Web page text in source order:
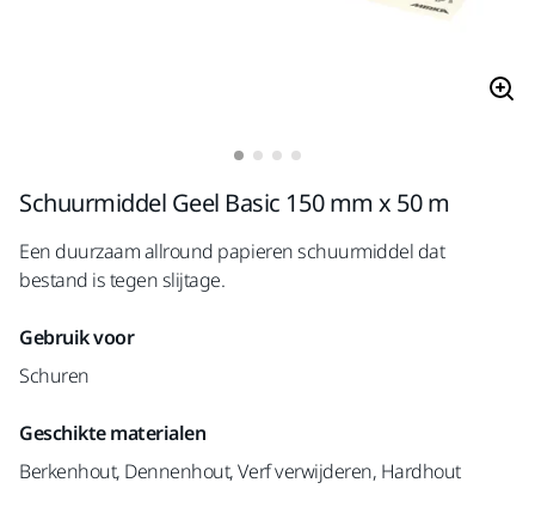
Schuurmiddel Geel Basic 150 mm x 50 m
Een duurzaam allround papieren schuurmiddel dat
bestand is tegen slijtage.
Gebruik voor
Schuren
Geschikte materialen
Berkenhout, Dennenhout, Verf verwijderen, Hardhout